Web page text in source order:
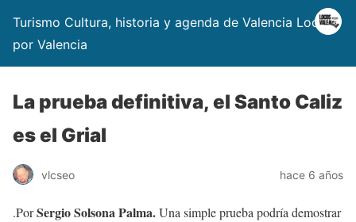
Turismo Cultura, historia y agenda de Valencia Locos
por Valencia
La prueba definitiva, el Santo Caliz
es el Grial
vlcseo hace 6 años
.PorSergio Solsona Palma.Una simple prueba podría demostrar